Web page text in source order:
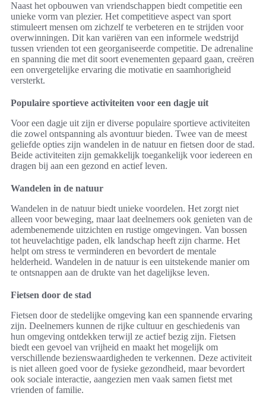
Naast het opbouwen van vriendschappen biedt competitie een
unieke vorm van plezier. Het competitieve aspect van sport
stimuleert mensen om zichzelf te verbeteren en te strijden voor
overwinningen. Dit kan variëren van een informele wedstrijd
tussen vrienden tot een georganiseerde competitie. De adrenaline
en spanning die met dit soort evenementen gepaard gaan, creëren
een onvergetelijke ervaring die motivatie en saamhorigheid
versterkt.
Populaire sportieve activiteiten voor een dagje uit
Voor een dagje uit zijn er diverse populaire sportieve activiteiten
die zowel ontspanning als avontuur bieden. Twee van de meest
geliefde opties zijn wandelen in de natuur en fietsen door de stad.
Beide activiteiten zijn gemakkelijk toegankelijk voor iedereen en
dragen bij aan een gezond en actief leven.
Wandelen in de natuur
Wandelen in de natuur biedt unieke voordelen. Het zorgt niet
alleen voor beweging, maar laat deelnemers ook genieten van de
adembenemende uitzichten en rustige omgevingen. Van bossen
tot heuvelachtige paden, elk landschap heeft zijn charme. Het
helpt om stress te verminderen en bevordert de mentale
helderheid. Wandelen in de natuur is een uitstekende manier om
te ontsnappen aan de drukte van het dagelijkse leven.
Fietsen door de stad
Fietsen door de stedelijke omgeving kan een spannende ervaring
zijn. Deelnemers kunnen de rijke cultuur en geschiedenis van
hun omgeving ontdekken terwijl ze actief bezig zijn. Fietsen
biedt een gevoel van vrijheid en maakt het mogelijk om
verschillende bezienswaardigheden te verkennen. Deze activiteit
is niet alleen goed voor de fysieke gezondheid, maar bevordert
ook sociale interactie, aangezien men vaak samen fietst met
vrienden of familie.